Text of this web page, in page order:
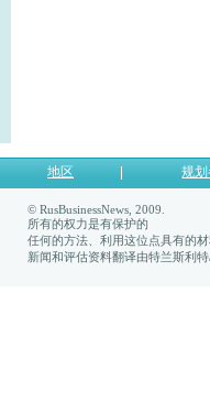
地区 规
© RusBusinessNews, 2009.
所有的权力是有保护的
任何的方法、利用这位点具有的
新闻和评估资料翻译由特兰斯利